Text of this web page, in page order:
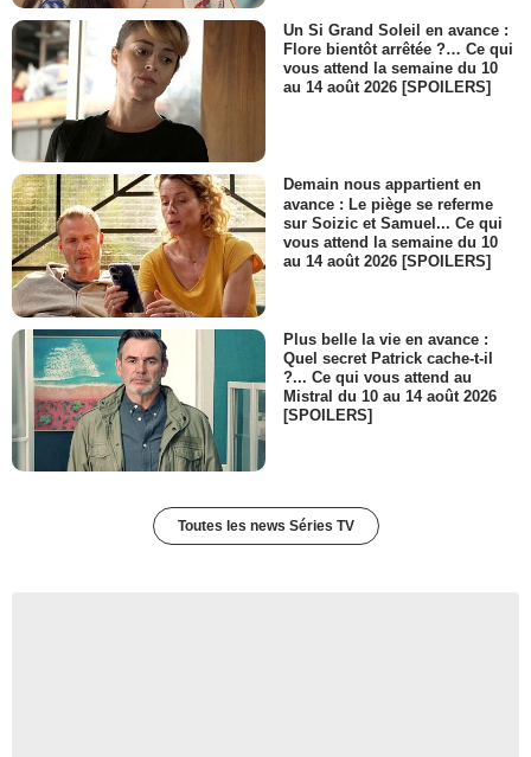
Un Si Grand Soleil en avance :
Flore bientôt arrêtée ?… Ce qui
vous attend la semaine du 10
au 14 août 2026 [SPOILERS]
Demain nous appartient en
avance : Le piège se referme
sur Soizic et Samuel... Ce qui
vous attend la semaine du 10
au 14 août 2026 [SPOILERS]
Plus belle la vie en avance :
Quel secret Patrick cache-t-il
?... Ce qui vous attend au
Mistral du 10 au 14 août 2026
[SPOILERS]
Toutes les news Séries TV